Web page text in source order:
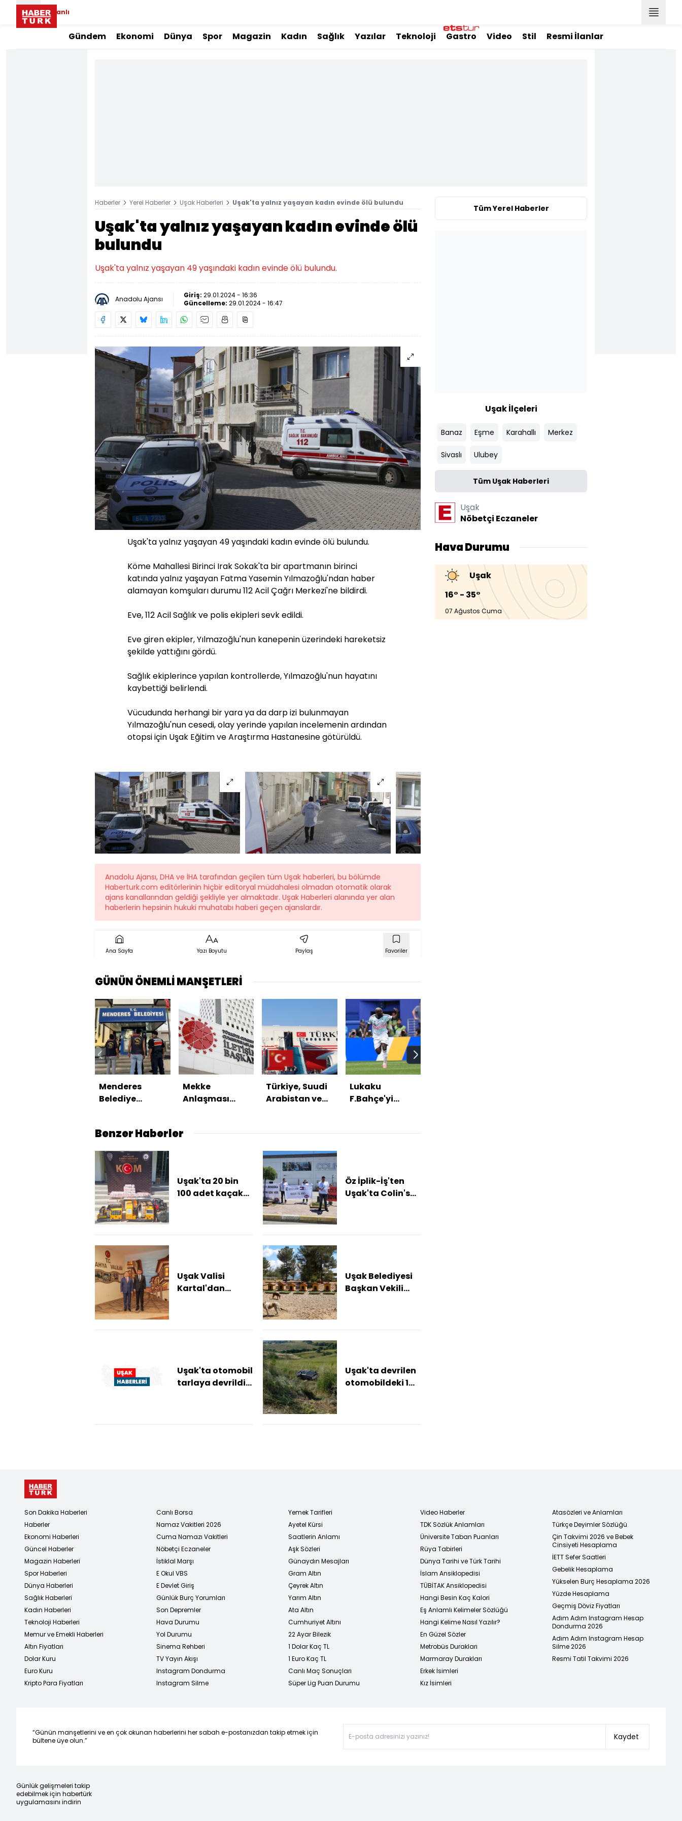
Canlı
Gündem Ekonomi Dünya Spor Magazin Kadın Sağlık Yazılar Teknoloji Gastro Video Stil Resmi İlanlar
Haberler Yerel Haberler Uşak Haberleri Uşak'ta yalnız yaşayan kadın evinde ölü bulundu
Uşak'ta yalnız yaşayan kadın evinde ölü
bulundu
Uşak'ta yalnız yaşayan 49 yaşındaki kadın evinde ölü bulundu.
Anadolu Ajansı Giriş: 29.01.2024 - 16:36
Güncelleme: 29.01.2024 - 16:47
Uşak'ta yalnız yaşayan 49 yaşındaki kadın evinde ölü bulundu.
Köme Mahallesi Birinci Irak Sokak'ta bir apartmanın birinci
katında yalnız yaşayan Fatma Yasemin Yılmazoğlu'ndan haber
alamayan komşuları durumu 112 Acil Çağrı Merkezi'ne bildirdi.
Eve, 112 Acil Sağlık ve polis ekipleri sevk edildi.
Eve giren ekipler, Yılmazoğlu'nun kanepenin üzerindeki hareketsiz
şekilde yattığını gördü.
Sağlık ekiplerince yapılan kontrollerde, Yılmazoğlu'nun hayatını
kaybettiği belirlendi.
Vücudunda herhangi bir yara ya da darp izi bulunmayan
Yılmazoğlu'nun cesedi, olay yerinde yapılan incelemenin ardından
otopsi için Uşak Eğitim ve Araştırma Hastanesine götürüldü.
Anadolu Ajansı, DHA ve İHA tarafından geçilen tüm Uşak haberleri, bu bölümde
Haberturk.com editörlerinin hiçbir editoryal müdahalesi olmadan otomatik olarak
ajans kanallarından geldiği şekliyle yer almaktadır. Uşak Haberleri alanında yer alan
haberlerin hepsinin hukuki muhatabı haberi geçen ajanslardır.
Ana Sayfa Yazı Boyutu Paylaş Favoriler
GÜNÜN ÖNEMLİ MANŞETLERİ
Menderes
Belediye
Mekke
Anlaşması
çelişmiyor
Türkiye, Suudi
Arabistan ve
anlaşması
Lukaku
F.Bahçe'yi
Benzer Haberler
Uşak'ta 20 bin
100 adet kaçak
Öz İplik-İş'ten
Uşak'ta Colin's
Uşak Valisi
Kartal'dan
Uşak Belediyesi
Başkan Vekili
Uşak'ta otomobil
tarlaya devrildi:
Uşak'ta devrilen
otomobildeki 1
Tüm Yerel Haberler
Uşak İlçeleri
Banaz Eşme Karahallı Merkez
Sivaslı Ulubey
Tüm Uşak Haberleri
Uşak
Nöbetçi Eczaneler
Hava Durumu
Uşak
16° - 35°
07 Ağustos Cuma
Son Dakika Haberleri
Haberler
Ekonomi Haberleri
Güncel Haberler
Magazin Haberleri
Spor Haberleri
Dünya Haberleri
Sağlık Haberleri
Kadın Haberleri
Teknoloji Haberleri
Memur ve Emekli Haberleri
Altın Fiyatları
Dolar Kuru
Euro Kuru
Kripto Para Fiyatları
Canlı Borsa
Namaz Vakitleri 2026
Cuma Namazı Vakitleri
Nöbetçi Eczaneler
İstiklal Marşı
E Okul VBS
E Devlet Giriş
Günlük Burç Yorumları
Son Depremler
Hava Durumu
Yol Durumu
Sinema Rehberi
TV Yayın Akışı
Instagram Dondurma
Instagram Silme
Yemek Tarifleri
Ayetel Kürsi
Saatlerin Anlamı
Aşk Sözleri
Günaydın Mesajları
Gram Altın
Çeyrek Altın
Yarım Altın
Ata Altın
Cumhuriyet Altını
22 Ayar Bilezik
1 Dolar Kaç TL
1 Euro Kaç TL
Canlı Maç Sonuçları
Süper Lig Puan Durumu
Video Haberler
TDK Sözlük Anlamları
Üniversite Taban Puanları
Rüya Tabirleri
Dünya Tarihi ve Türk Tarihi
İslam Ansiklopedisi
TÜBİTAK Ansiklopedisi
Hangi Besin Kaç Kalori
Eş Anlamlı Kelimeler Sözlüğü
Hangi Kelime Nasıl Yazılır?
En Güzel Sözler
Metrobüs Durakları
Marmaray Durakları
Erkek İsimleri
Kız İsimleri
Atasözleri ve Anlamları
Türkçe Deyimler Sözlüğü
Çin Takvimi 2026 ve Bebek
Cinsiyeti Hesaplama
İETT Sefer Saatleri
Gebelik Hesaplama
Yükselen Burç Hesaplama 2026
Yüzde Hesaplama
Geçmiş Döviz Fiyatları
Adım Adım Instagram Hesap
Dondurma 2026
Adım Adım Instagram Hesap
Silme 2026
Resmi Tatil Takvimi 2026
“Günün manşetlerini ve en çok okunan haberlerini her sabah e-postanızdan takip etmek için
bültene üye olun.”
Kaydet
Günlük gelişmeleri takip
edebilmek için habertürk
uygulamasını indirin